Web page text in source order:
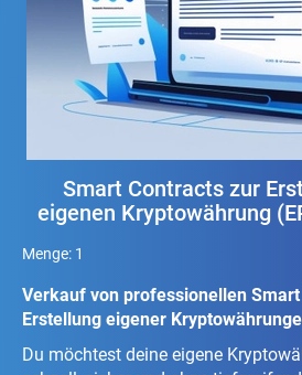
Smart Contracts zur
eigenen Kryptowährung
Menge: 1
Verkauf von professionellen
Erstellung eigener
Du möchtest deine eigene